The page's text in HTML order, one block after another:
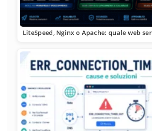
LiteSpeed, Nginx o Apache: quale web